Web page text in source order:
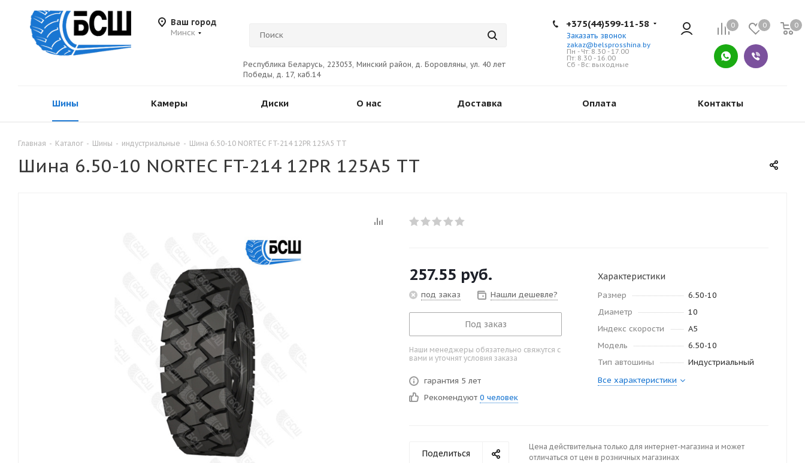
Ваш город
Минск
Республика Беларусь, 223053, Минский район, д. Боровляны, ул. 40 лет
Победы, д. 17, каб.14
0 0 0
+375(44)599-11-58
Заказать звонок
zakaz@belsprosshina.by
Пн - Чт: 8.30 - 17.00
Пт: 8.30 - 16.00
Сб - Вс: выходные
Шины Камеры Диски О нас Доставка Оплата Контакты
Главная - Каталог - Шины - индустриальные - Шина 6.50-10 NORTEC FT-214 12PR 125А5 ТТ
Шина 6.50-10 NORTEC FT-214 12PR 125А5 ТТ
257.55 руб.
под заказ Нашли дешевле?
Под заказ
Наши менеджеры обязательно свяжутся с
вами и уточнят условия заказа
гарантия 5 лет
Рекомендуют 0 человек
Характеристики
Размер
6.50-10
Диаметр
10
Индекс скорости
A5
Модель
6.50-10
Тип автошины
Индустриальный
Все характеристики
Поделиться
Цена действительна только для интернет-магазина и может
отличаться от цен в розничных магазинах